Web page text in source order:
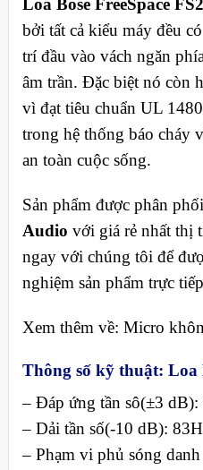
Loa Bose FreeSpace
bởi tất cả kiểu máy đều
trí đầu vào vách ngăn
âm trần. Đặc biệt nó còn
vì đạt tiêu chuẩn UL
trong hệ thống báo cháy
an toàn cuộc sống.
Sản phẩm được phân
Audio với giá rẻ nhất thị
ngay với chúng tôi để
nghiệm sản phẩm trực
Xem thêm về: Micro
Thông số kỹ thuật: Loa
– Đáp ứng tần sô(±3
– Dải tần số(-10 dB):
– Phạm vi phủ sóng